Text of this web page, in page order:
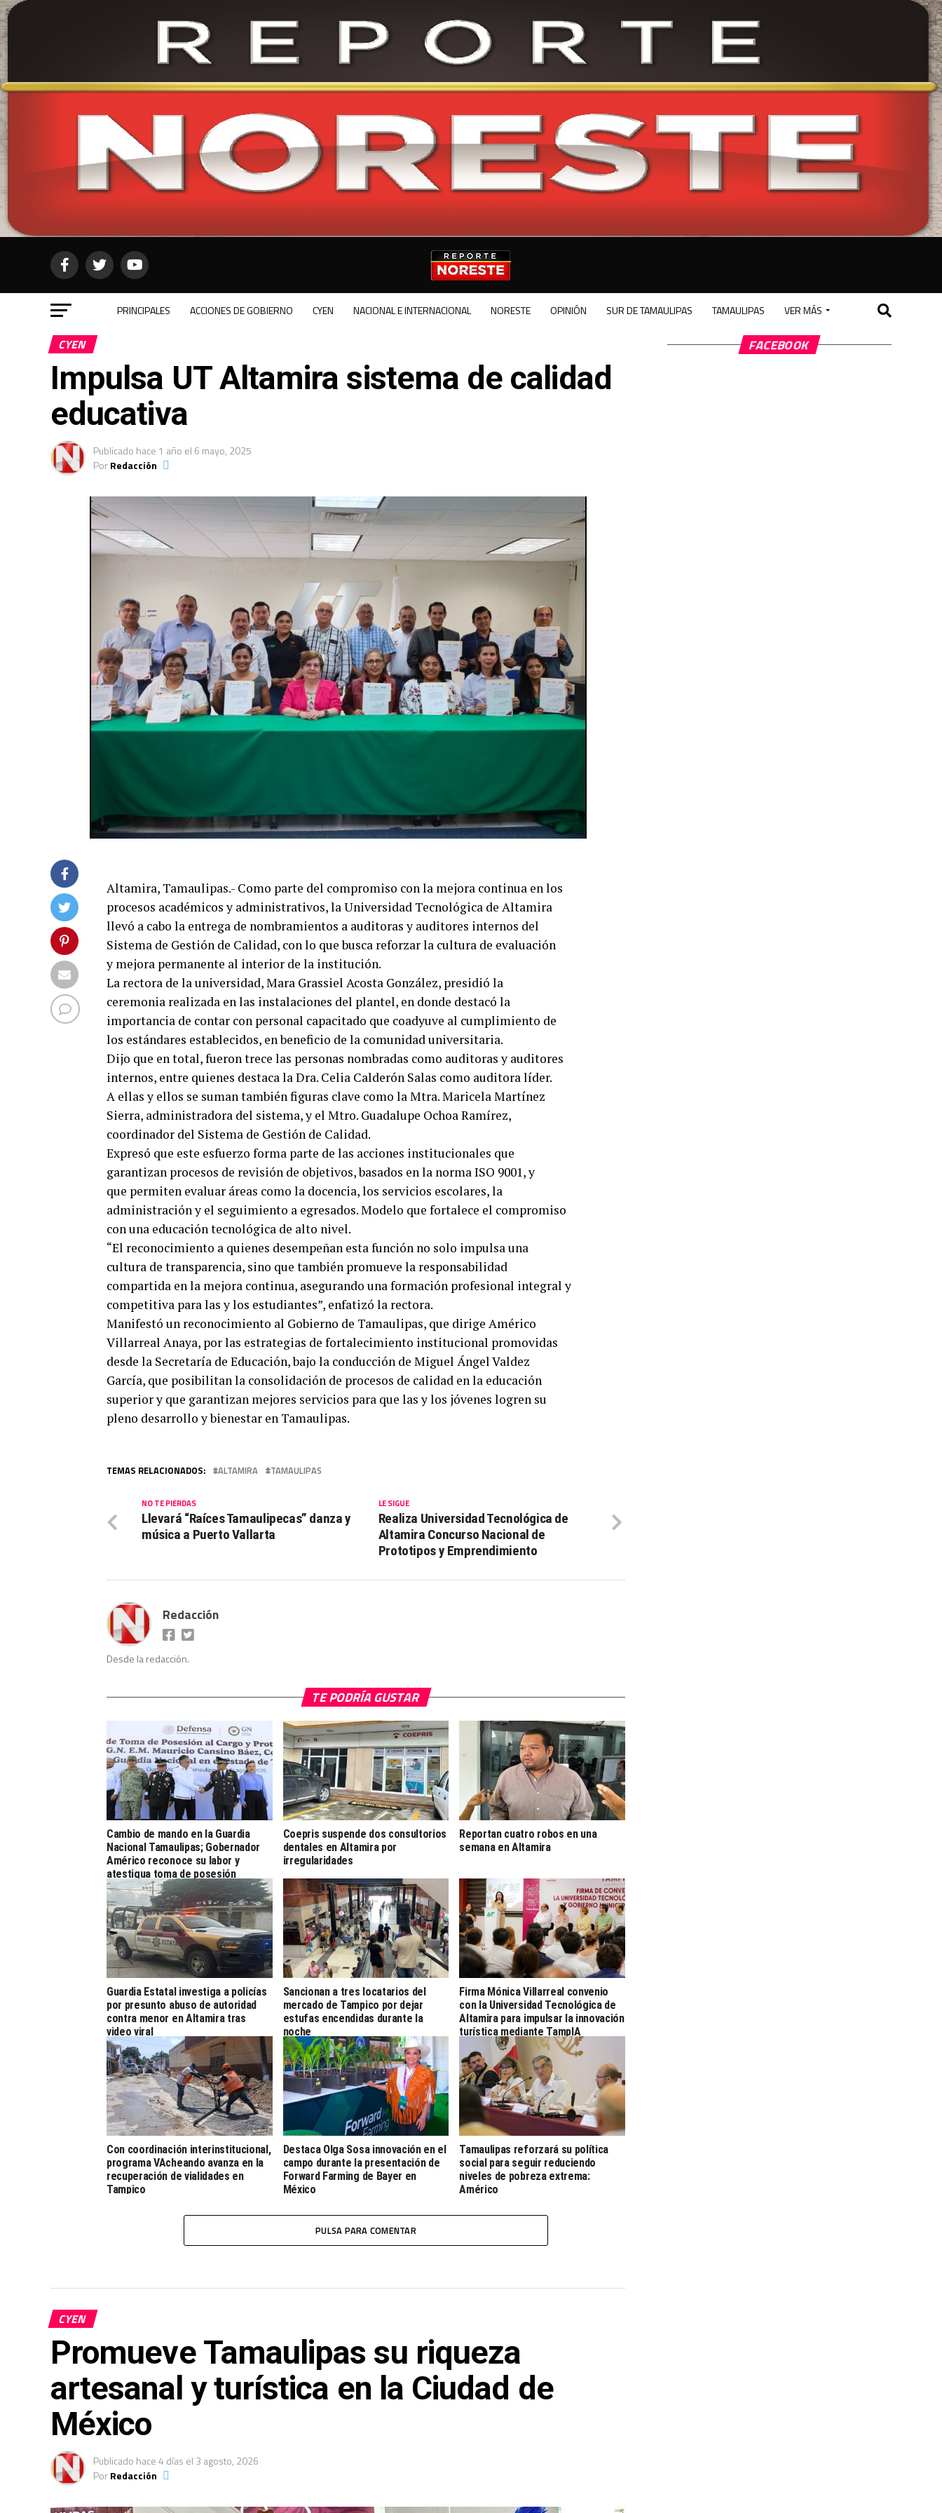
PRINCIPALES ACCIONES DE GOBIERNO CYEN NACIONAL E INTERNACIONAL NORESTE OPINIÓN SUR DE TAMAULIPAS TAMAULIPAS VER MÁS
CYEN
Impulsa UT Altamira sistema de calidad
educativa
Publicado hace 1 año el 6 mayo, 2025
PorRedacción
Altamira, Tamaulipas.- Como parte del compromiso con la mejora continua en los
procesos académicos y administrativos, la Universidad Tecnológica de Altamira
llevó a cabo la entrega de nombramientos a auditoras y auditores internos del
Sistema de Gestión de Calidad, con lo que busca reforzar la cultura de evaluación
y mejora permanente al interior de la institución.
La rectora de la universidad, Mara Grassiel Acosta González, presidió la
ceremonia realizada en las instalaciones del plantel, en donde destacó la
importancia de contar con personal capacitado que coadyuve al cumplimiento de
los estándares establecidos, en beneficio de la comunidad universitaria.
Dijo que en total, fueron trece las personas nombradas como auditoras y auditores
internos, entre quienes destaca la Dra. Celia Calderón Salas como auditora líder.
A ellas y ellos se suman también figuras clave como la Mtra. Maricela Martínez
Sierra, administradora del sistema, y el Mtro. Guadalupe Ochoa Ramírez,
coordinador del Sistema de Gestión de Calidad.
Expresó que este esfuerzo forma parte de las acciones institucionales que
garantizan procesos de revisión de objetivos, basados en la norma ISO 9001, y
que permiten evaluar áreas como la docencia, los servicios escolares, la
administración y el seguimiento a egresados. Modelo que fortalece el compromiso
con una educación tecnológica de alto nivel.
“El reconocimiento a quienes desempeñan esta función no solo impulsa una
cultura de transparencia, sino que también promueve la responsabilidad
compartida en la mejora continua, asegurando una formación profesional integral y
competitiva para las y los estudiantes”, enfatizó la rectora.
Manifestó un reconocimiento al Gobierno de Tamaulipas, que dirige Américo
Villarreal Anaya, por las estrategias de fortalecimiento institucional promovidas
desde la Secretaría de Educación, bajo la conducción de Miguel Ángel Valdez
García, que posibilitan la consolidación de procesos de calidad en la educación
superior y que garantizan mejores servicios para que las y los jóvenes logren su
pleno desarrollo y bienestar en Tamaulipas.
TEMAS RELACIONADOS: ALTAMIRA TAMAULIPAS
LE SIGUE
Realiza Universidad Tecnológica de
Altamira Concurso Nacional de
Prototipos y Emprendimiento
NO TE PIERDAS
Llevará “Raíces Tamaulipecas” danza y
música a Puerto Vallarta
Redacción
Desde la redacción.
TE PODRÍA GUSTAR
Cambio de mando en la Guardia
Nacional Tamaulipas; Gobernador
Américo reconoce su labor y
atestigua toma de posesión
Coepris suspende dos consultorios
dentales en Altamira por
irregularidades
Reportan cuatro robos en una
semana en Altamira
Guardia Estatal investiga a policías
por presunto abuso de autoridad
contra menor en Altamira tras
video viral
Sancionan a tres locatarios del
mercado de Tampico por dejar
estufas encendidas durante la
noche
Firma Mónica Villarreal convenio
con la Universidad Tecnológica de
Altamira para impulsar la innovación
turística mediante TampIA
Con coordinación interinstitucional,
programa VAcheando avanza en la
recuperación de vialidades en
Tampico
Destaca Olga Sosa innovación en el
campo durante la presentación de
Forward Farming de Bayer en
México
Tamaulipas reforzará su política
social para seguir reduciendo
niveles de pobreza extrema:
Américo
PULSA PARA COMENTAR
CYEN
Promueve Tamaulipas su riqueza
artesanal y turística en la Ciudad de
México
Publicado hace 4 días el 3 agosto, 2026
PorRedacción
FACEBOOK